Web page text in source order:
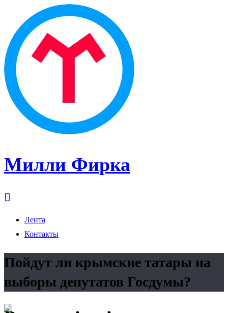
Милли Фирка
Лента
Контакты
Пойдут ли крымские татары на
выборы депутатов Госдумы?